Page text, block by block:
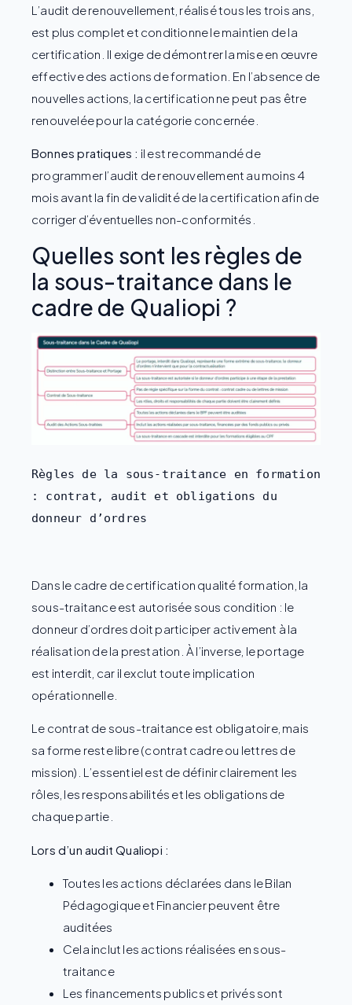
L’audit de renouvellement, réalisé tous les trois ans,
est plus complet et conditionne le maintien de la
certification. Il exige de démontrer la mise en œuvre
effective des actions de formation. En l’absence de
nouvelles actions, la certification ne peut pas être
renouvelée pour la catégorie concernée.
Bonnes pratiques : il est recommandé de
programmer l’audit de renouvellement au moins 4
mois avant la fin de validité de la certification afin de
corriger d’éventuelles non-conformités.
Quelles sont les règles de
la sous-traitance dans le
cadre de Qualiopi ?
Règles de la sous-traitance en formation
: contrat, audit et obligations du
donneur d’ordres
Dans le cadre de certification qualité formation, la
sous-traitance est autorisée sous condition : le
donneur d’ordres doit participer activement à la
réalisation de la prestation. À l’inverse, le portage
est interdit, car il exclut toute implication
opérationnelle.
Le contrat de sous-traitance est obligatoire, mais
sa forme reste libre (contrat cadre ou lettres de
mission). L’essentiel est de définir clairement les
rôles, les responsabilités et les obligations de
chaque partie.
Lors d’un audit Qualiopi :
Toutes les actions déclarées dans le Bilan
Pédagogique et Financier peuvent être
auditées
Cela inclut les actions réalisées en sous-
traitance
Les financements publics et privés sont